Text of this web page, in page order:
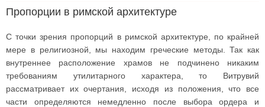
Пропорции в римской архитектуре
С точки зрения пропорций в римской архитектуре, по крайней
мере в религиозной, мы находим греческие методы. Так как
внутреннее расположение храмов не подчинено никаким
требованиям утилитарного характера, то Витрувий
рассматривает их очертания, исходя из положения, что все
части определяются немедленно после выбора ордера и